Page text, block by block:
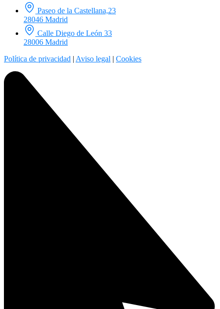
Paseo de la Castellana,23
28046 Madrid
Calle Diego de León 33
28006 Madrid
Política de privacidad | Aviso legal | Cookies